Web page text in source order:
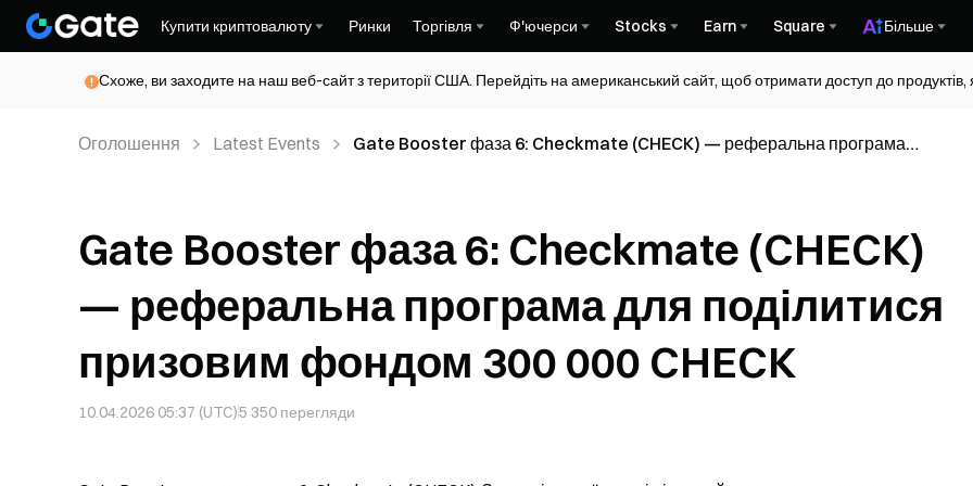
Купити криптовалюту Ринки Торгівля Ф'ючерси Stocks Earn Square Більше
Схоже, ви заходите на наш веб-сайт з території США. Перейдіть на американський сайт, щоб отримати доступ до продуктів,
Оголошення Latest Events
Gate Booster фаза 6: Checkmate (CHECK) — реферальна програма
Gate Booster фаза 6: Checkmate (CHECK)
— реферальна програма для поділитися
призовим фондом 300 000 CHECK
10.04.2026 05:37 (UTC)5 350 перегляди